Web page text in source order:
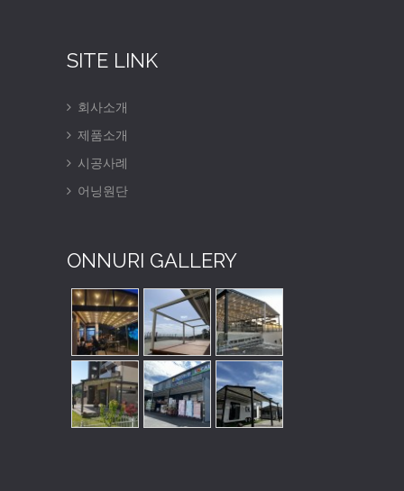
SITE LINK
회사소개
제품소개
시공사례
어닝원단
ONNURI GALLERY